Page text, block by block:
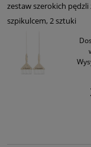
zestaw szerokich pędzli
szpikulcem, 2 sztuki